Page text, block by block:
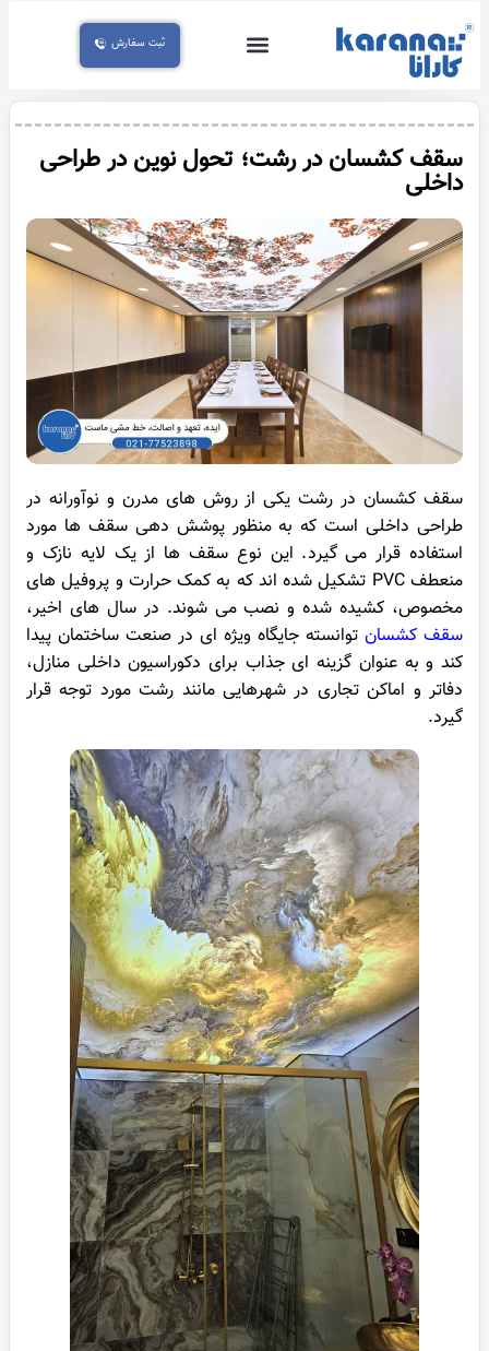
ثبت سفارش
سقف کشسان در رشت؛ تحول نوین در طراحی
داخلی
سقف کشسان در رشت یکی از روش های مدرن و نوآورانه در
طراحی داخلی است که به منظور پوشش دهی سقف ها مورد
استفاده قرار می گیرد. این نوع سقف ها از یک لایه نازک و
منعطف PVC تشکیل شده اند که به کمک حرارت و پروفیل های
مخصوص، کشیده شده و نصب می شوند. در سال های اخیر،
سقف کشسان توانسته جایگاه ویژه ای در صنعت ساختمان پیدا
کند و به عنوان گزینه ای جذاب برای دکوراسیون داخلی منازل،
دفاتر و اماکن تجاری در شهرهایی مانند رشت مورد توجه قرار
گیرد.